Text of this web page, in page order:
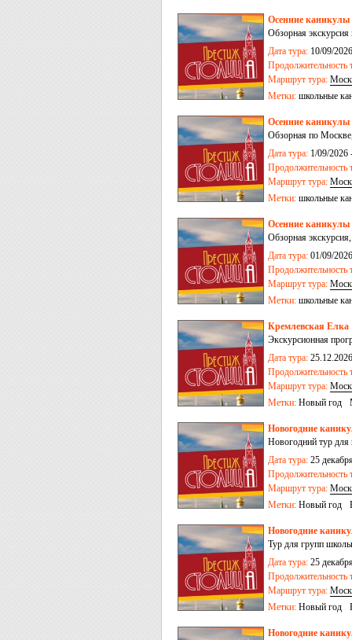
Осенние каникулы
Обзорная
Красная площадь,
Дата тура: 10/09/
Продолжительность
Маршрут тура:
Метки: школьные
Осенние каникулы
Обзорная по
Старый Арбат,
Дата тура: 1/09/2026
Продолжительность
Маршрут тура:
Метки: школьные
Осенние каникулы
Обзорная
Дата тура: 01/09/
Продолжительность
Маршрут тура:
Метки: школьные
Кремлевская Елка
Экскурсионная
Дата тура:
Продолжительность
Маршрут тура:
Метки: Новый год
Новогодние
Новогодний тур
Дата тура: 25
Продолжительность
Маршрут тура:
Метки: Новый год
Новогодние
Тур для групп
Дата тура: 25
Продолжительность
Маршрут тура:
Метки: Новый год
Новогодние